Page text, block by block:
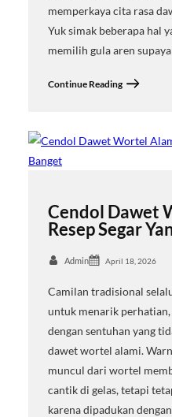
memperkaya cita rasa
Yuk simak beberapa hal
memilih gula aren
Continue Reading
Cendol Dawet
Resep Segar
Admin April 18, 2026
Camilan tradisional
untuk menarik
dengan sentuhan yang
dawet wortel alami.
muncul dari wortel
cantik di gelas, tetapi
karena dipadukan